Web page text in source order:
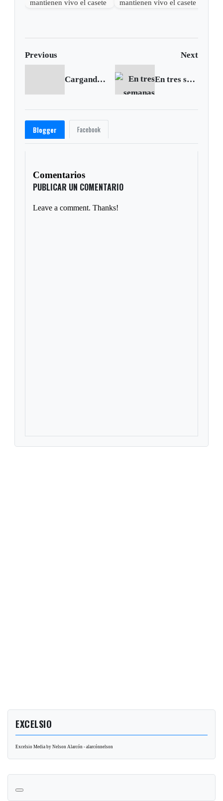
mantienen vivo el casete mantienen vivo el casete
Previous Next
Cargando anterior... En tres semanas 39 adolescentes han infringido el 'toque de queda' para menores en Tunja
Blogger Facebook
Comentarios
PUBLICAR UN COMENTARIO
Leave a comment. Thanks!
EXCELSIO
Excelsio Media by Nelson Alarcón - alarcónnelson